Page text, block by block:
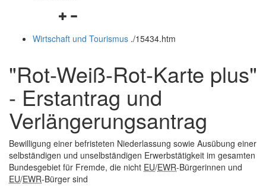
Navigationsmenü
und
Wirtschaft und Tourismus ./15434.htm
"Rot-Weiß-Rot-Karte plus"
- Erstantrag und
Verlängerungsantrag
Bewilligung einer befristeten Niederlassung sowie Ausübung einer
selbständigen und unselbständigen Erwerbstätigkeit im gesamten
Bundesgebiet für Fremde, die nicht EU/EWR-Bürgerinnen und
EU/EWR-Bürger sind